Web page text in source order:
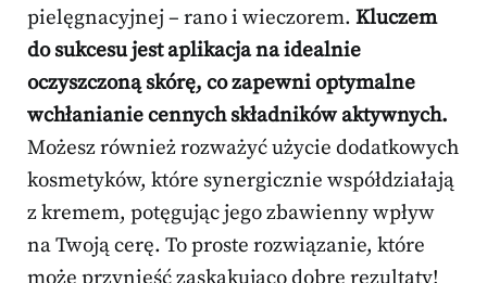
pielęgnacyjnej – rano i wieczorem. Kluczem
do sukcesu jest aplikacja na idealnie
oczyszczoną skórę, co zapewni optymalne
wchłanianie cennych składników aktywnych.
Możesz również rozważyć użycie dodatkowych
kosmetyków, które synergicznie współdziałają
z kremem, potęgując jego zbawienny wpływ
na Twoją cerę. To proste rozwiązanie, które